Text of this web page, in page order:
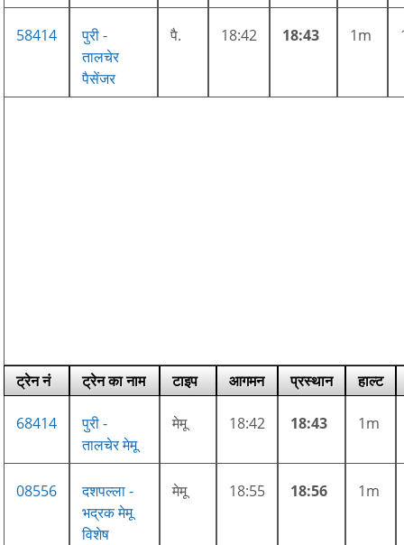
58414
पुरी -
तालचेर
पैसेंजर
पै. 18:42 18:43 1m
ट्रेन नं ट्रेन का नाम टाइप आगमन प्रस्थान हाल्ट
68414
पुरी -
तालचेर मेमू
मेमू 18:42 18:43 1m
08556
दशपल्ला -
भद्रक मेमू
विशेष
मेमू 18:55 18:56 1m